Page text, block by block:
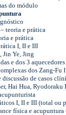
do módulo
teoria e prática
e prática
I, II e III
Jin Ye, Jing
e dos 3 aquecedores
dos Zang-Fu
de casos
Hai Hua, Ryodoraku
I, II e III (total ou
física e acupuntura